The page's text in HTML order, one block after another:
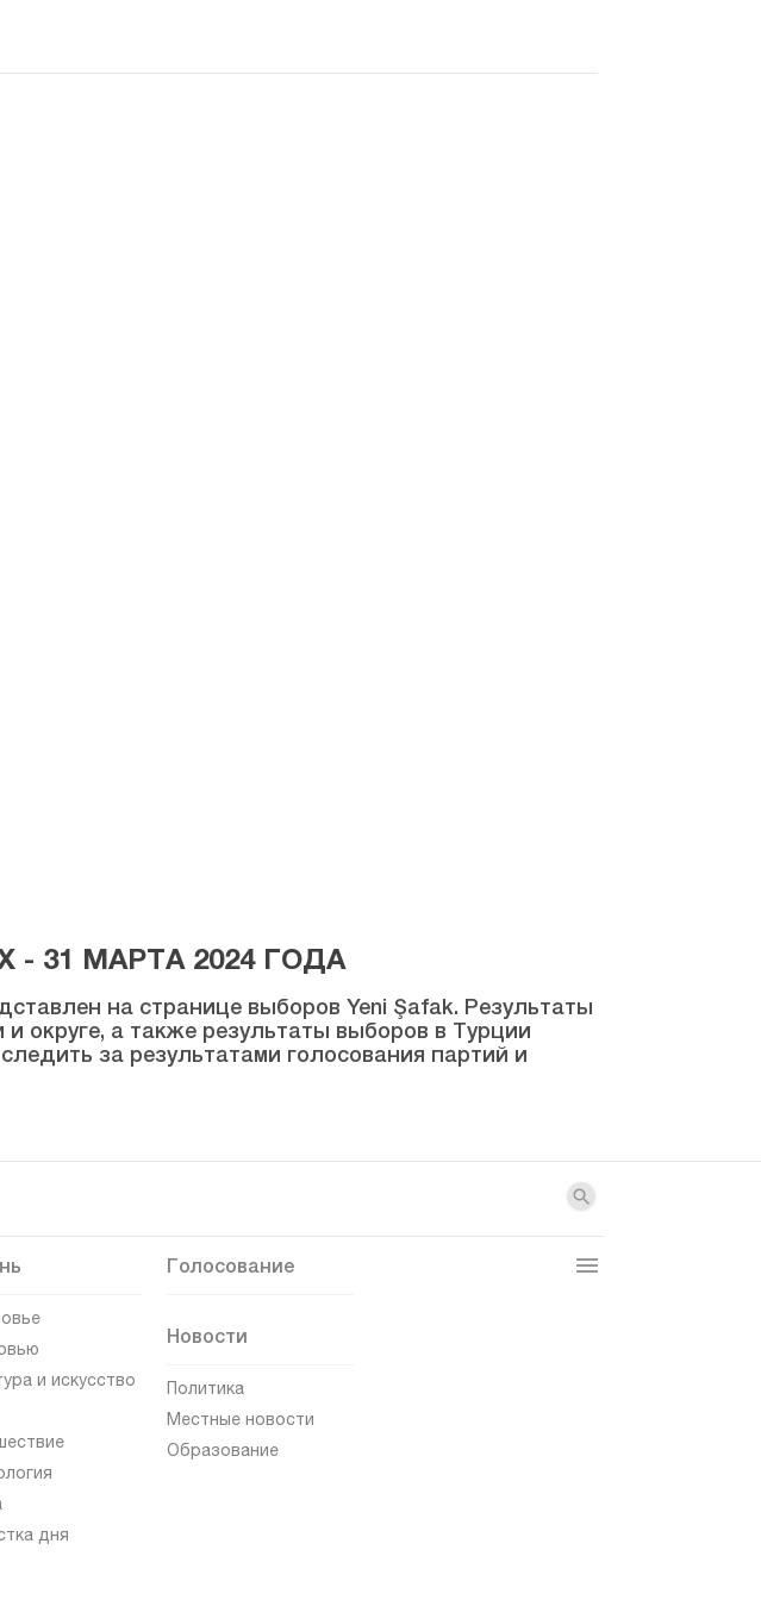
МАРТА 2024 ГОДА
на странице выборов Yeni Şafak. Результаты
округе, а также результаты выборов в Турции
за результатами голосования партий и
и искусство
дня
Голосование
Новости
Политика
Местные новости
Образование